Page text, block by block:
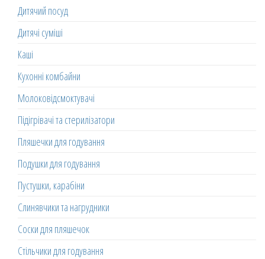
Дитячий посуд
Дитячі суміші
Каші
Кухонні комбайни
Молоковідсмоктувачі
Підігрівачі та стерилізатори
Пляшечки для годування
Подушки для годування
Пустушки, карабіни
Слинявчики та нагрудники
Соски для пляшечок
Стільчики для годування